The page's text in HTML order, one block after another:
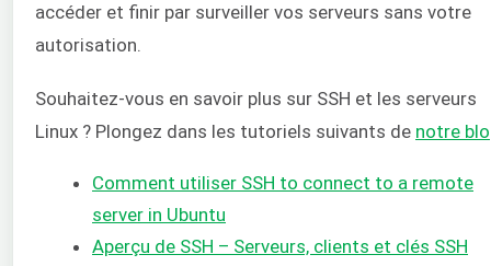
accéder et finir par surveiller vos serveurs sans votre
autorisation.
Souhaitez-vous en savoir plus sur SSH et les serveurs
Linux ? Plongez dans les tutoriels suivants de notre
Comment utiliser SSH to connect to a remote
server in Ubuntu
Aperçu de SSH – Serveurs, clients et clés SSH